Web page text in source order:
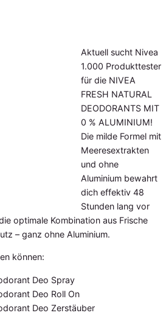
Aktuell sucht Nivea
1.000 Produkttester
für die NIVEA
FRESH NATURAL
DEODORANTS MIT
0 % ALUMINIUM!
Die milde Formel mit
Meeresextrakten
und ohne
Aluminium bewahrt
dich effektiv 48
Stunden lang vor
optimale Kombination aus Frische
– ganz ohne Aluminium.
können:
Deo Spray
Deo Roll On
Deo Zerstäuber